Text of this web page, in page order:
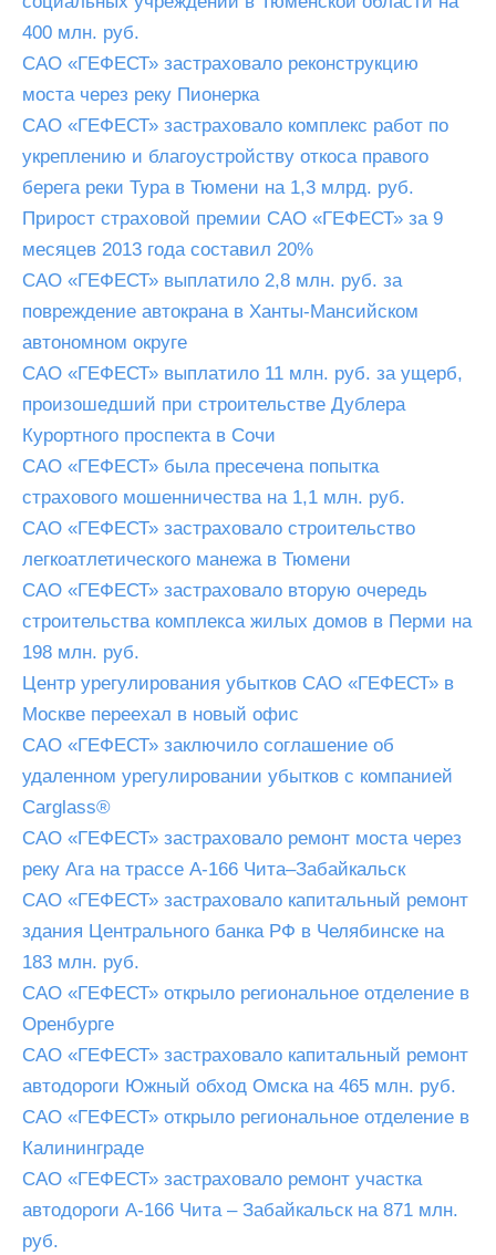
400 млн. руб.
САО «ГЕФЕСТ» застраховало реконструкцию
моста через реку Пионерка
САО «ГЕФЕСТ» застраховало комплекс работ по
укреплению и благоустройству откоса правого
берега реки Тура в Тюмени на 1,3 млрд. руб.
Прирост страховой премии САО «ГЕФЕСТ» за 9
месяцев 2013 года составил 20%
САО «ГЕФЕСТ» выплатило 2,8 млн. руб. за
повреждение автокрана в Ханты-Мансийском
автономном округе
САО «ГЕФЕСТ» выплатило 11 млн. руб. за ущерб,
произошедший при строительстве Дублера
Курортного проспекта в Сочи
САО «ГЕФЕСТ» была пресечена попытка
страхового мошенничества на 1,1 млн. руб.
САО «ГЕФЕСТ» застраховало строительство
легкоатлетического манежа в Тюмени
САО «ГЕФЕСТ» застраховало вторую очередь
строительства комплекса жилых домов в Перми на
198 млн. руб.
Центр урегулирования убытков САО «ГЕФЕСТ» в
Москве переехал в новый офис
САО «ГЕФЕСТ» заключило соглашение об
удаленном урегулировании убытков с компанией
Carglass®
САО «ГЕФЕСТ» застраховало ремонт моста через
реку Ага на трассе А-166 Чита–Забайкальск
САО «ГЕФЕСТ» застраховало капитальный ремонт
здания Центрального банка РФ в Челябинске на
183 млн. руб.
САО «ГЕФЕСТ» открыло региональное отделение в
Оренбурге
САО «ГЕФЕСТ» застраховало капитальный ремонт
автодороги Южный обход Омска на 465 млн. руб.
САО «ГЕФЕСТ» открыло региональное отделение в
Калининграде
САО «ГЕФЕСТ» застраховало ремонт участка
автодороги А-166 Чита – Забайкальск на 871 млн.
руб.